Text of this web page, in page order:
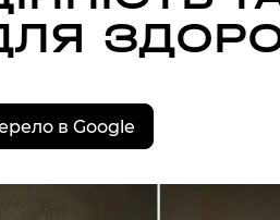
в Google